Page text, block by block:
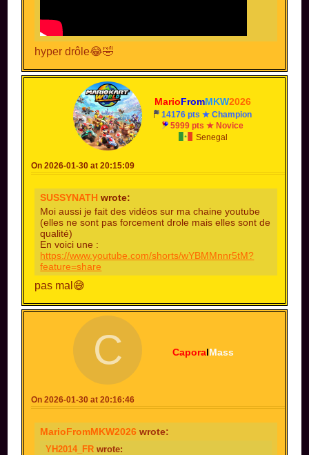
hyper drôle😂🤣
MarioFromMKW2026
14176 pts ★ Champion
5999 pts ★ Novice
Senegal
On 2026-01-30 at 20:15:09
SUSSYNATH wrote:
Moi aussi je fait des vidéos sur ma chaine youtube
(elles ne sont pas forcement drole mais elles sont de
qualité)
En voici une :
https://www.youtube.com/shorts/wYBMMnnr5tM?
feature=share
pas mal😅
CaporalMass
C
On 2026-01-30 at 20:16:46
MarioFromMKW2026 wrote:
YH2014_FR wrote: